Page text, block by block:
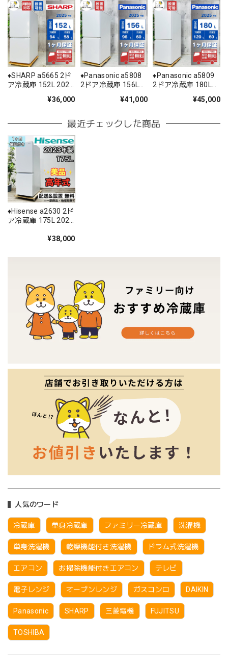
人気のワード
冷蔵庫 単身冷蔵庫 ファミリー冷蔵庫 洗濯機
単身洗濯機 乾燥機能付き洗濯機 ドラム式洗濯機
エアコン お掃除機能付きエアコン テレビ
電子レンジ オーブンレンジ ガスコンロ DAIKIN
Panasonic SHARP 三菱電機 FUJITSU
TOSHIBA
♦️SHARP a5665 2ド
ア冷蔵庫 152L 2025
¥36,000
♦️Panasonic a5808
2ドア冷蔵庫 156L
¥41,000
♦️Panasonic a5809
2ドア冷蔵庫 180L
¥45,000
最近チェックした商品
♦️Hisense a2630 2ド
ア冷蔵庫 175L 2023
¥38,000